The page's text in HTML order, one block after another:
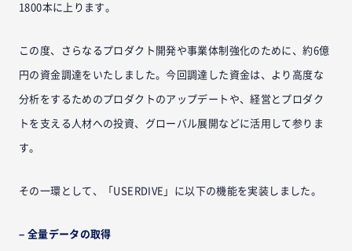
1800本に上ります。
この度、さらなるプロダクト開発や事業体制強化のために、約6億
円の資金調達をいたしました。今回調達した資金は、より高度な
分析をするためのプロダクトのアップデートや、経営とプロダク
トを支える人材への投資、グローバル展開などに活用して参りま
す。
その一環として、「USERDIVE」に以下の機能を実装しました。
– 全量データの取得